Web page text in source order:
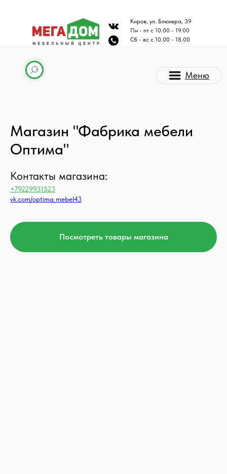
Киров, ул. Блюхера, 39
Пн - пт с 10.00 - 19.00
Сб - вс с 10.00 - 18.00
Меню
Магазин "Фабрика мебели
Оптима"
Контакты магазина:
+79229931523
vk.com/optima_mebel43
Посмотреть товары магазина